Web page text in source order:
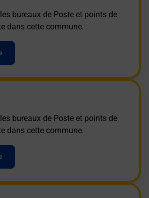
bureaux de Poste et points de
dans cette commune.
bureaux de Poste et points de
dans cette commune.